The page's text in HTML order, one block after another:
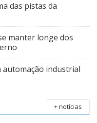
das pistas da
manter longe dos
automação industrial
+ notícias